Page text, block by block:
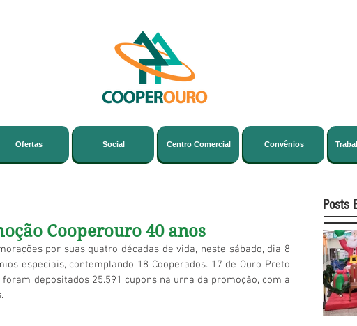
Ofertas Social Centro Comercial Convênios
Cooperouro 40 anos
por suas quatro décadas de vida, neste sábado, dia 8
especiais, contemplando 18 Cooperados. 17 de Ouro Preto
depositados 25.591 cupons na urna da promoção, com a
Posts